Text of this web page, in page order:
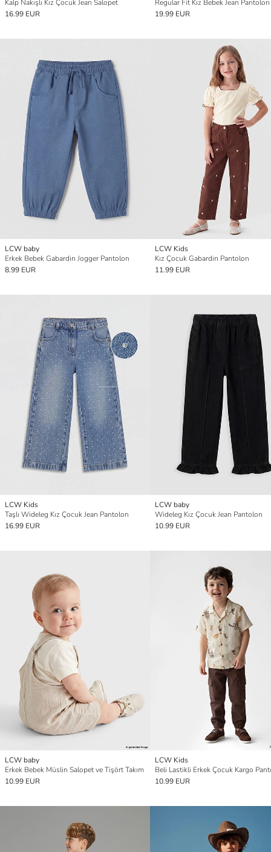
Kalp Nakışlı Kız Çocuk Jean Salopet
16.99 EUR
Regular Fit Kız Bebek Jean Pantolon
19.99 EUR
LCW baby
Erkek Bebek Gabardin Jogger Pantolon
8.99 EUR
LCW Kids
Kız Çocuk Gabardin Pantolon
11.99 EUR
LCW Kids
Taşlı Wideleg Kız Çocuk Jean Pantolon
16.99 EUR
LCW baby
Wideleg Kız Çocuk Jean Pantolon
10.99 EUR
LCW baby
Erkek Bebek Müslin Salopet ve Tişört Takım
10.99 EUR
LCW Kids
Beli Lastikli Erkek Çocuk Kargo
10.99 EUR